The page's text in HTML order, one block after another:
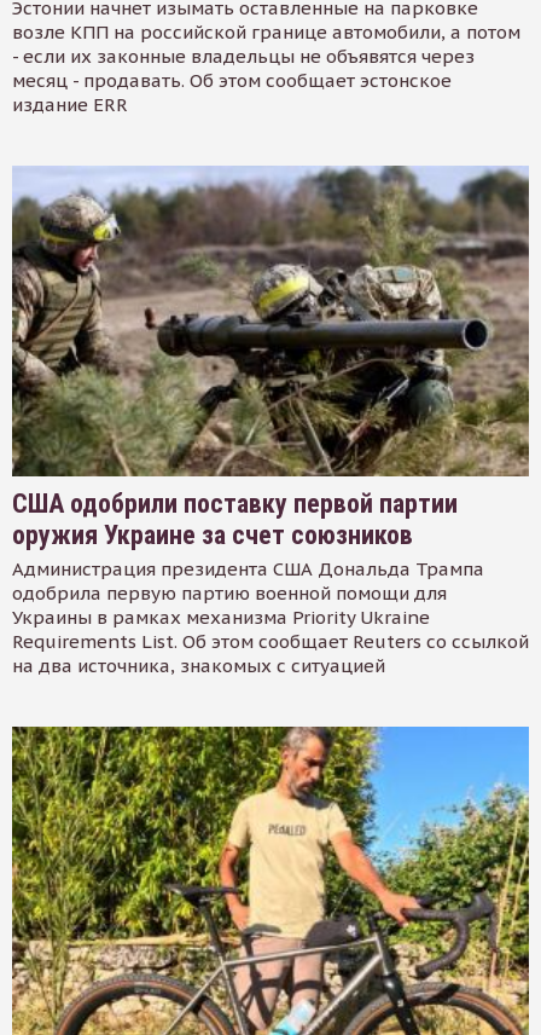
Эстонии начнет изымать оставленные на парковке
возле КПП на российской границе автомобили, а потом
- если их законные владельцы не объявятся через
месяц - продавать. Об этом сообщает эстонское
издание ERR
США одобрили поставку первой партии
оружия Украине за счет союзников
Администрация президента США Дональда Трампа
одобрила первую партию военной помощи для
Украины в рамках механизма Priority Ukraine
Requirements List. Об этом сообщает Reuters со ссылкой
на два источника, знакомых с ситуацией